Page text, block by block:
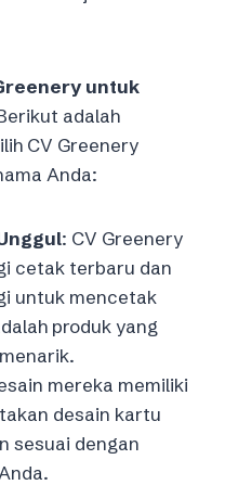
untuk
adalah
CV Greenery
Anda:
: CV Greenery
cetak terbaru dan
untuk mencetak
produk yang
mereka memiliki
desain kartu
sesuai dengan